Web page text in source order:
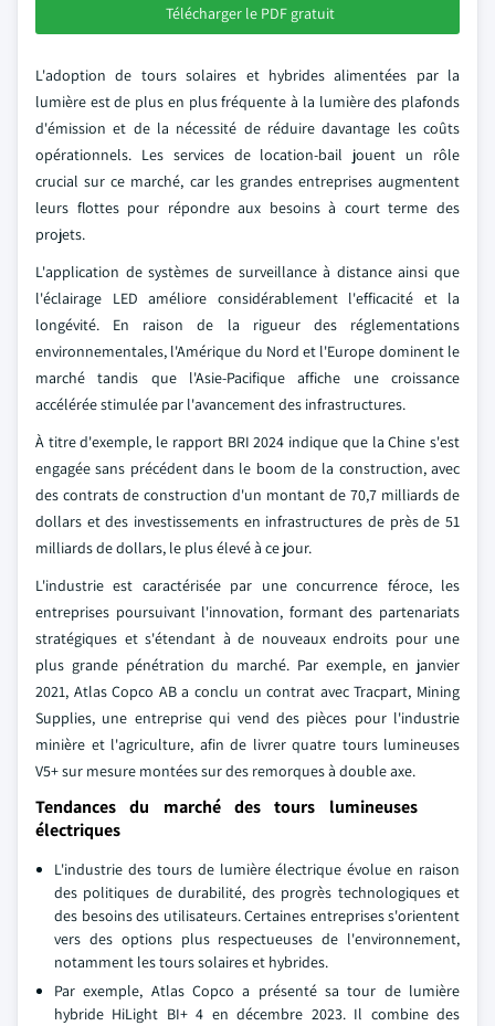
Télécharger le PDF gratuit
L'adoption de tours solaires et hybrides alimentées par la
lumière est de plus en plus fréquente à la lumière des plafonds
d'émission et de la nécessité de réduire davantage les coûts
opérationnels. Les services de location-bail jouent un rôle
crucial sur ce marché, car les grandes entreprises augmentent
leurs flottes pour répondre aux besoins à court terme des
projets.
L'application de systèmes de surveillance à distance ainsi que
l'éclairage LED améliore considérablement l'efficacité et la
longévité. En raison de la rigueur des réglementations
environnementales, l'Amérique du Nord et l'Europe dominent le
marché tandis que l'Asie-Pacifique affiche une croissance
accélérée stimulée par l'avancement des infrastructures.
À titre d'exemple, le rapport BRI 2024 indique que la Chine s'est
engagée sans précédent dans le boom de la construction, avec
des contrats de construction d'un montant de 70,7 milliards de
dollars et des investissements en infrastructures de près de 51
milliards de dollars, le plus élevé à ce jour.
L'industrie est caractérisée par une concurrence féroce, les
entreprises poursuivant l'innovation, formant des partenariats
stratégiques et s'étendant à de nouveaux endroits pour une
plus grande pénétration du marché. Par exemple, en janvier
2021, Atlas Copco AB a conclu un contrat avec Tracpart, Mining
Supplies, une entreprise qui vend des pièces pour l'industrie
minière et l'agriculture, afin de livrer quatre tours lumineuses
V5+ sur mesure montées sur des remorques à double axe.
Tendances du marché des tours lumineuses
électriques
L'industrie des tours de lumière électrique évolue en raison
des politiques de durabilité, des progrès technologiques et
des besoins des utilisateurs. Certaines entreprises s'orientent
vers des options plus respectueuses de l'environnement,
notamment les tours solaires et hybrides.
Par exemple, Atlas Copco a présenté sa tour de lumière
hybride HiLight BI+ 4 en décembre 2023. Il combine des